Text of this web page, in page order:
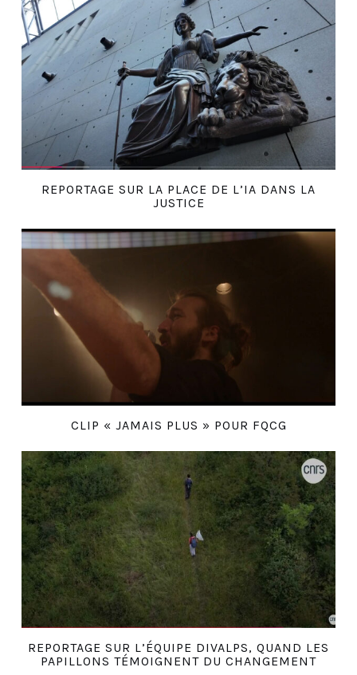
REPORTAGE SUR LA PLACE DE L’IA DANS LA
JUSTICE
CLIP « JAMAIS PLUS » POUR FQCG
REPORTAGE SUR L’ÉQUIPE DIVALPS, QUAND LES
PAPILLONS TÉMOIGNENT DU CHANGEMENT